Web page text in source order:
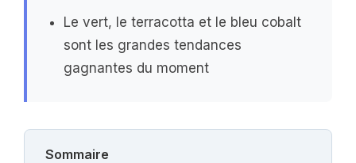
Le vert, le terracotta et le bleu cobalt
sont les grandes tendances
gagnantes du moment
Sommaire